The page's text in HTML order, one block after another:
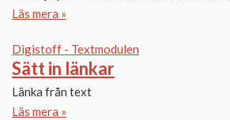
Läs mera »
Digistoff - Textmodulen
Sätt in länkar
Länka från text
Läs mera »